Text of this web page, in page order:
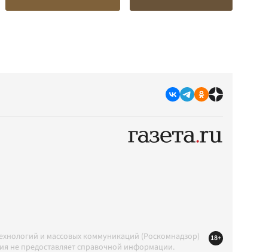
и массовых коммуникаций (Роскомнадзор)
не предоставляет справочной информации.
18+